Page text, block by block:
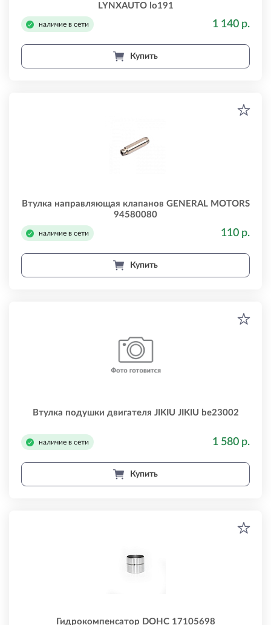
LYNXAUTO lo191
наличие в сети 1 140 р.
Купить
Втулка направляющая клапанов GENERAL MOTORS
94580080
наличие в сети 110 р.
Купить
Втулка подушки двигателя JIKIU JIKIU be23002
наличие в сети 1 580 р.
Купить
Гидрокомпенсатор DOHC 17105698